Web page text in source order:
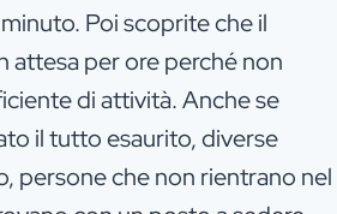
Poi scoprite che il
attesa per ore perché non
di attività. Anche se
il tutto esaurito, diverse
persone che non rientrano nel